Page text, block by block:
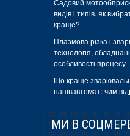
Садовий
видів і типів. як
краще?
Плазмова різка і
технологія,
особливості процесу
Що краще
напівавтомат: чим
МИ В